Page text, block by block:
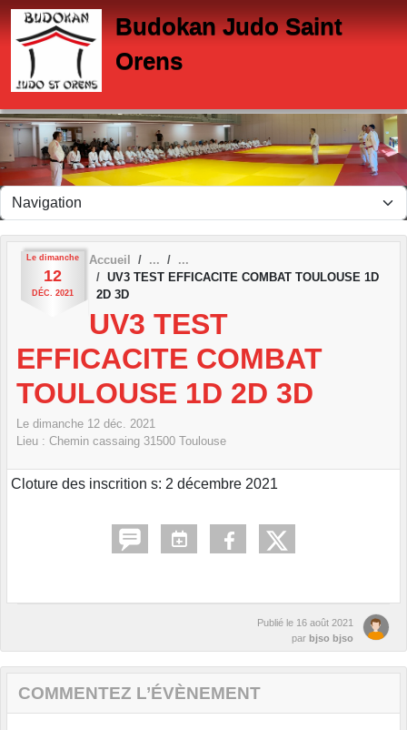
Budokan Judo Saint
Orens
Le dimanche
12
DÉC. 2021
Accueil
UV3 TEST EFFICACITE COMBAT TOULOUSE 1D
2D 3D
UV3 TEST
EFFICACITE COMBAT
TOULOUSE 1D 2D 3D
Le dimanche 12 déc. 2021
Lieu : Chemin cassaing 31500 Toulouse
Cloture des inscrition s: 2 décembre 2021
Publié le 16 août 2021
par bjso bjso
COMMENTEZ L’ÉVÈNEMENT
Panneau de gestion des cookies